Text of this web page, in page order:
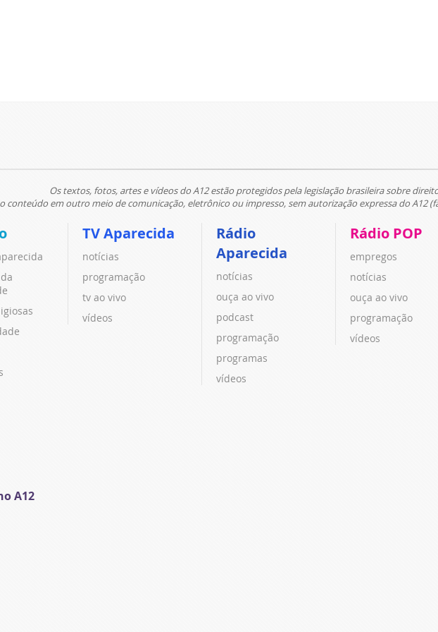
Os textos, fotos, artes e vídeos do A12 estão protegidos pela legislação brasileira sobre
conteúdo em outro meio de comunicação, eletrônico ou impresso, sem autorização expressa do A12
A12
TV Aparecida
notícias
programação
tv ao vivo
vídeos
Rádio
Aparecida
notícias
ouça ao vivo
podcast
programação
programas
vídeos
Rádio POP
empregos
notícias
ouça ao vivo
programação
vídeos